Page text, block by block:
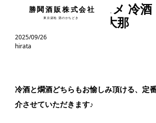
勝鬨酒販株式会社
東京築地 酒のかちどき
店長平田のオススメ 冷
番日本酒 Vol.11 大那
2025/09/26
hirata
冷酒と燗酒どちらもお愉しみ頂ける、定
介させていただきます♪